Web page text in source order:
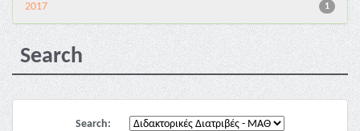
1
2017
Search
Search: